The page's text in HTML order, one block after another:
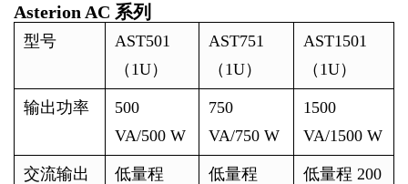
Asterion AC 系列
型号
AST501
（1U）
AST751
（1U）
AST1501
（1U）
输出功率
500
VA/500 W
750
VA/750 W
1500
VA/1500 W
交流输出
低量程
低量程
低量程 200